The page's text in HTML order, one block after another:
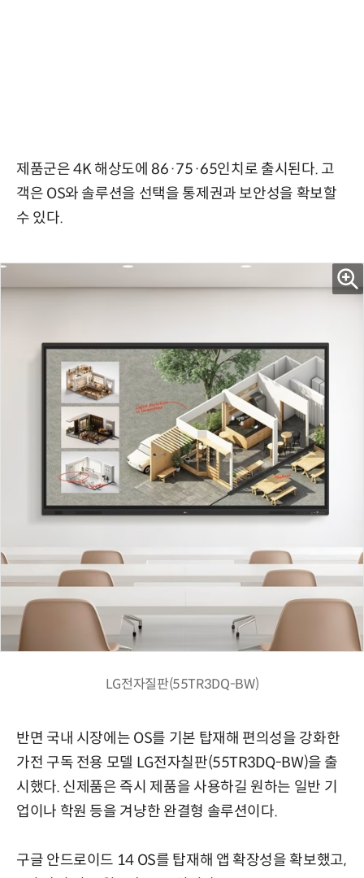
제품군은 4K 해상도에 86·75·65인치로 출시된다. 고
객은 OS와 솔루션을 선택을 통제권과 보안성을 확보할
수 있다.
LG전자질판(55TR3DQ-BW)
반면 국내 시장에는 OS를 기본 탑재해 편의성을 강화한
가전 구독 전용 모델 LG전자칠판(55TR3DQ-BW)을 출
시했다. 신제품은 즉시 제품을 사용하길 원하는 일반 기
업이나 학원 등을 겨냥한 완결형 솔루션이다.
구글 안드로이드 14 OS를 탑재해 앱 확장성을 확보했고,